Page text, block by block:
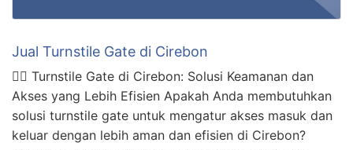
Jual Turnstile Gate di Cirebon
🚶‍♂️ Turnstile Gate di Cirebon: Solusi Keamanan dan
Akses yang Lebih Efisien Apakah Anda membutuhkan
solusi turnstile gate untuk mengatur akses masuk dan
keluar dengan lebih aman dan efisien di Cirebon?